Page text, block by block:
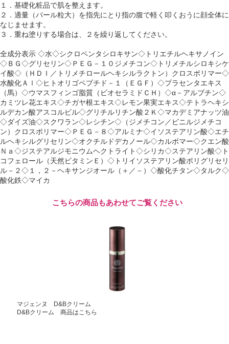
１．基礎化粧品で肌を整えます。
２．適量（パール粒大）を指先にとり指の腹で軽く叩くおうに顔全体に
なじませます。
３．重ね塗りする場合は、２を繰り返してください。
全成分表示 ◇水◇シクロペンタシロキサン◇トリエチルヘキサノイン
◇ＢＧ◇グリセリン◇ＰＥＧ－１０ジメチコン◇トリメチルシロキシケ
イ酸◇（ＨＤＩ／トリメチロールヘキシルラクトン）クロスポリマー◇
水酸化Ａｌ◇ヒトオリゴペプチド－１（ＥＧＦ）◇プラセンタエキス
（馬）◇ウマスフィンゴ脂質（ビオセラミドＣＨ）◇α－アルブチン◇
カミツレ花エキス◇チガヤ根エキス◇レモン果実エキス◇テトラヘキシ
ルデカン酸アスコルビル◇グリチルリチン酸２Ｋ◇マカデミアナッツ油
◇ダイズ油◇スクワラン◇レシチン◇（ジメチコン／ビニルジメチコ
ン）クロスポリマー◇ＰＥＧ－８◇アルミナ◇イソステアリン酸◇エチ
ルヘキシルグリセリン◇オクチルドデカノール◇カルボマー◇クエン酸
Ｎａ◇ジステアルジモニウムヘクトライト◇シリカ◇ステアリン酸◇ト
コフェロール（天然ビタミンＥ）◇トリイソステアリン酸ポリグリセリ
ル－２◇１，２－ヘキサンジオール（＋／－）◇酸化チタン◇タルク◇
酸化鉄◇マイカ
こちらの商品もあわせてご覧ください
マジェンヌ D&Bクリーム
D&Bクリーム 商品はこちら